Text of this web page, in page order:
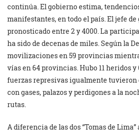
continúa. El gobierno estima,
manifestantes, en todo el país. El jefe
pronosticado entre 2 y 4000. La
ha sido de decenas de miles. Según la
movilizaciones en 59 provincias
vías en 64 provincias. Hubo 11 heridos y
fuerzas represivas igualmente
con gases, palazos y perdigones a la
rutas.
A diferencia de las dos “Tomas de